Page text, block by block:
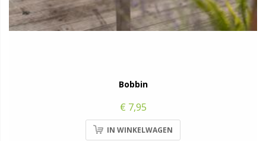
Bobbin
€ 7,95
IN WINKELWAGEN